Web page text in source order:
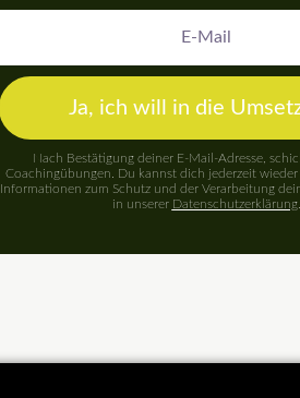
Ja, ich will in die
Nach Bestätigung deiner E-Mail-Adresse,
Coachingübungen. Du kannst dich jederzeit
Informationen zum Schutz und der Verarbeitung
in unserer Datenschutzerklärung.